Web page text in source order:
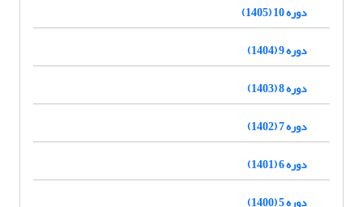
دوره 10 (1405)
دوره 9 (1404)
دوره 8 (1403)
دوره 7 (1402)
دوره 6 (1401)
دوره 5 (1400)